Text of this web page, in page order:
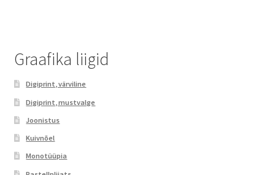
Test leht
Graafika liigid
Digiprint, värviline​
Digiprint, mustvalge​
Joonistus
Kuivnõel
Monotüüpia​